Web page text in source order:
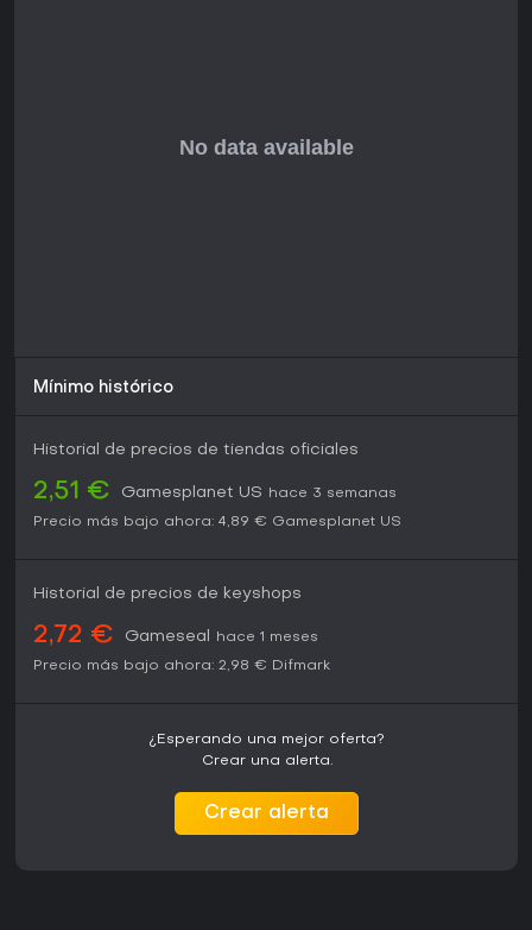
Mínimo histórico
Historial de precios de tiendas oficiales
2,51 € Gamesplanet US
hace 3 semanas
Precio más bajo ahora: 4,89 € Gamesplanet US
Historial de precios de keyshops
2,72 € Gameseal
hace 1 meses
Precio más bajo ahora: 2,98 € Difmark
¿Esperando una mejor oferta?
Crear una alerta.
Crear alerta